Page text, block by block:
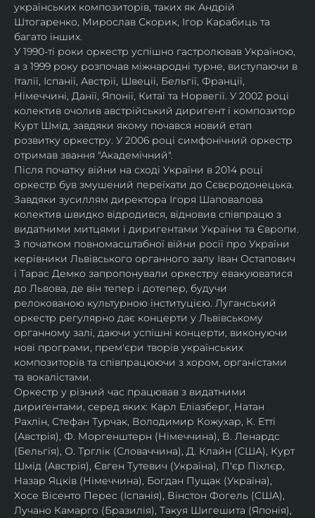
українських композиторів, таких як Андрій
Штогаренко, Мирослав Скорик, Ігор Карабиць та
багато інших.
У 1990-ті роки оркестр успішно гастролював Україною,
а з 1999 року розпочав міжнародні турне, виступаючи в
Італії, Іспанії, Австрії, Швеції, Бельгії, Франції,
Німеччині, Данії, Японії, Китаї та Норвегії. У 2002 році
колектив очолив австрійський диригент і композитор
Курт Шмід, завдяки якому почався новий етап
розвитку оркестру. У 2006 році симфонічний оркестр
отримав звання "Академічний".
Після початку війни на сході України в 2014 році
оркестр був змушений переїхати до Сєвєродонецька.
Завдяки зусиллям директора Ігоря Шаповалова
колектив швидко відродився, відновив співпрацю з
видатними митцями і диригентами України та Європи.
З початком повномасштабної війни росії про України
керівники Львівського органного залу Іван Остапович
і Тарас Демко запропонували оркестру евакуюватися
до Львова, де він тепер і дотепер, будучи
релокованою культурною інституцією. Луганський
оркестр регулярно дає концерти у Львівському
органному залі, даючи успішні концерти, виконуючи
нові програми, прем'єри творів українських
композиторів та співпрацюючи з хором, органістами
та вокалістами.
Оркестр у різний час працював з видатними
дириґентами, серед яких: Карл Еліазберг, Натан
Рахлін, Стефан Турчак, Володимир Кожухар, К. Етті
(Австрія), Ф. Моргенштерн (Німеччина), В. Ленардс
(Бельгія), О. Трглік (Словаччина), Д. Клайн (США), Курт
Шмід (Австрія), Євген Тутевич (Україна), П'єр Піхлєр,
Назар Яцків (Німеччина), Богдан Пущак (Україна),
Хосе Вісенто Перес (Іспанія), Вінстон Фогель (США),
Лучано Камарго (Бразилія), Такуя Шигешита (Японія),